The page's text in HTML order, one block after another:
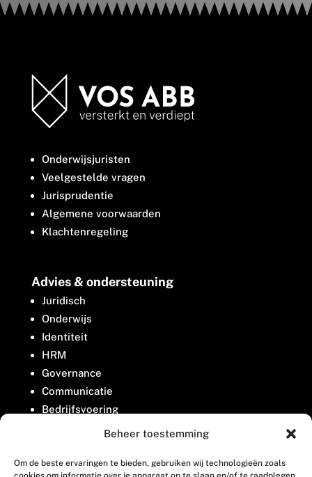
Beheer toestemming
Om de beste ervaringen te bieden, gebruiken wij technologieën zoals
Onderwijsjuristen
Veelgestelde vragen
Jurisprudentie
Algemene voorwaarden
Klachtenregeling
Advies & ondersteuning
Juridisch
Onderwijs
Identiteit
HRM
Governance
Communicatie
Bedrijfsvoering
Belangenbehartiging